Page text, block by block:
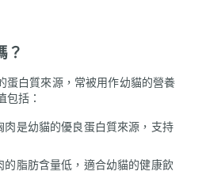
？
蛋白質來源，常被用作幼貓的營養
括：
肉是幼貓的優良蛋白質來源，支持
的脂肪含量低，適合幼貓的健康飲